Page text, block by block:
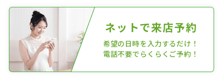
ネットで来店予約
希望の日時を入力するだけ！
電話不要でらくらくご予約！